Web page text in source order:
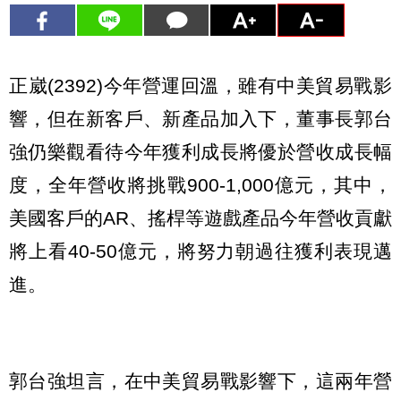
正崴(2392)今年營運回溫，雖有中美貿易戰影
響，但在新客戶、新產品加入下，董事長郭台
強仍樂觀看待今年獲利成長將優於營收成長幅
度，全年營收將挑戰900-1,000億元，其中，
美國客戶的AR、搖桿等遊戲產品今年營收貢獻
將上看40-50億元，將努力朝過往獲利表現邁
進。
郭台強坦言，在中美貿易戰影響下，這兩年營